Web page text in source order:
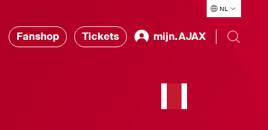
NL
Fanshop Tickets mijn.AJAX